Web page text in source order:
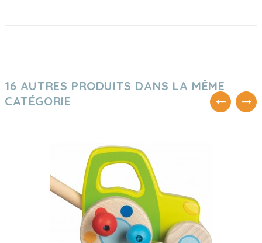
16 AUTRES PRODUITS DANS LA MÊME
CATÉGORIE